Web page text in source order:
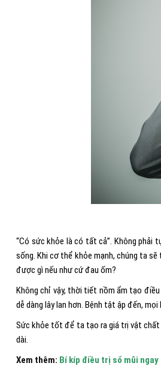
“Có sức khỏe là có tất cả”. Không phải
sống. Khi cơ thể khỏe mạnh, chúng ta
được gì nếu như cứ đau ốm?
Không chỉ vậy, thời tiết nồm ẩm tạo điều
dễ dàng lây lan hơn. Bệnh tật ập đến,
Sức khỏe tốt để ta tạo ra giá trị vật chất
dài.
Xem thêm: Bí kíp điều trị sổ mũi